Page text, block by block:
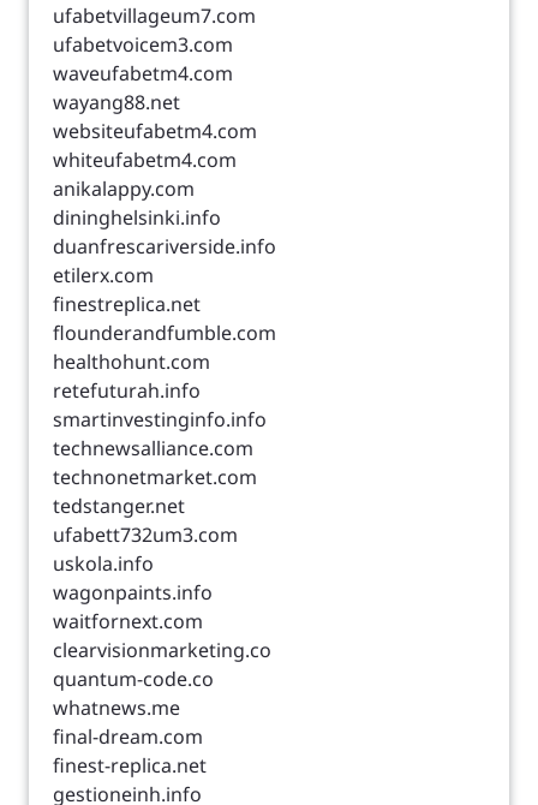
ufabetvillageum7.com
ufabetvoicem3.com
waveufabetm4.com
wayang88.net
websiteufabetm4.com
whiteufabetm4.com
anikalappy.com
dininghelsinki.info
duanfrescariverside.info
etilerx.com
finestreplica.net
flounderandfumble.com
healthohunt.com
retefuturah.info
smartinvestinginfo.info
technewsalliance.com
technonetmarket.com
tedstanger.net
ufabett732um3.com
uskola.info
wagonpaints.info
waitfornext.com
clearvisionmarketing.co
quantum-code.co
whatnews.me
final-dream.com
finest-replica.net
gestioneinh.info